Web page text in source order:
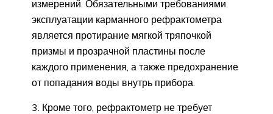
измерений. Обязательными требованиями
эксплуатации карманного рефрактометра
является протирание мягкой тряпочкой
призмы и прозрачной пластины после
каждого применения, а также предохранение
от попадания воды внутрь прибора.
3. Кроме того, рефрактометр не требует